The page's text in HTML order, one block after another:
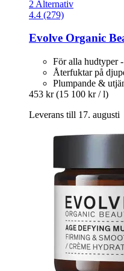
2 Alternativ
4.4 (279)
Evolve Organic
För alla hudtyper
Återfuktar på
Plumpande &
453 kr (15 100 kr / l)
Leverans till 17. augusti